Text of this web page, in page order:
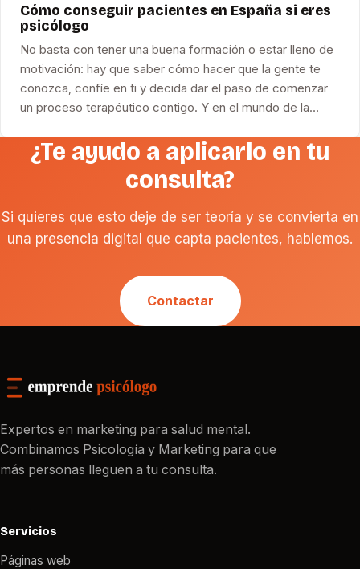
Cómo conseguir pacientes en España si eres
psicólogo
No basta con tener una buena formación o estar lleno de
motivación: hay que saber cómo hacer que la gente te
conozca, confíe en ti y decida dar el paso de comenzar
un proceso terapéutico contigo. Y en el mundo de la…
¿Te ayudo a aplicarlo en tu
consulta?
Si quieres que esto deje de ser teoría y se convierta en
una presencia digital que capta pacientes, hablemos.
Contactar
Expertos en marketing para salud mental.
Combinamos Psicología y Marketing para que
más personas lleguen a tu consulta.
Servicios
Páginas web